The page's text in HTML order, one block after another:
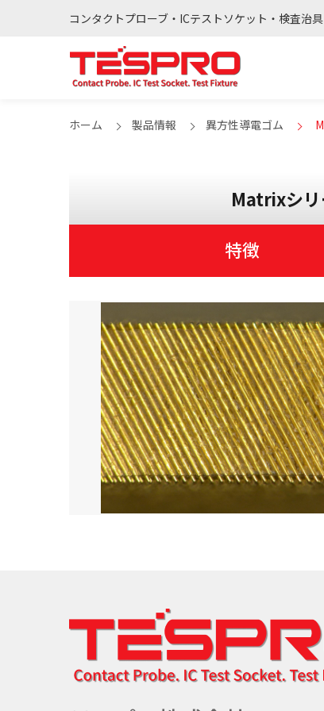
コンタクトプローブ・ICテストソケット・検査治
ホーム 製品情報 異方性導電ゴム
Matrixシ
特徴